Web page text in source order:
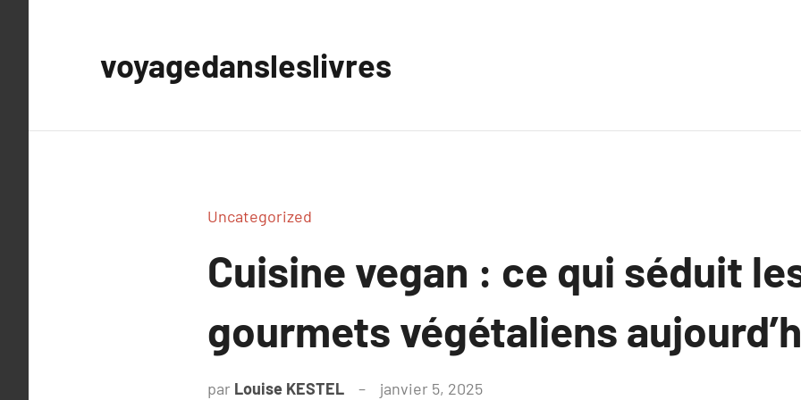
voyagedansleslivres
Uncategorized
Cuisine vegan : ce qui séduit
gourmets végétaliens
par Louise KESTEL janvier 5, 2025